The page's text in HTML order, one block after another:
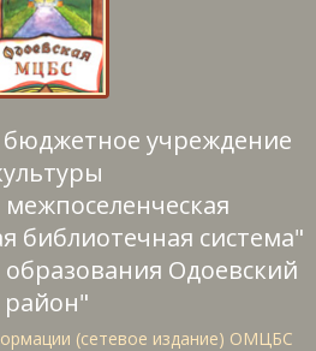
учреждение
библиотечная система"
Одоевский
район"
(сетевое издание) ОМЦБС